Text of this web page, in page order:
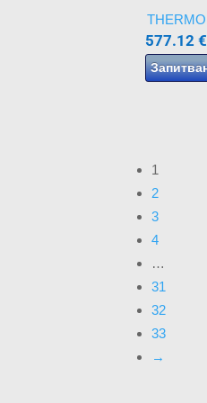
577.12 €
1
2
3
4
…
31
32
33
→